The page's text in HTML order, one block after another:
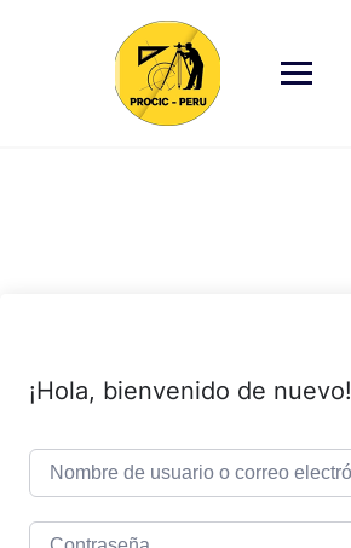
¡Hola, bienvenido de nuevo!